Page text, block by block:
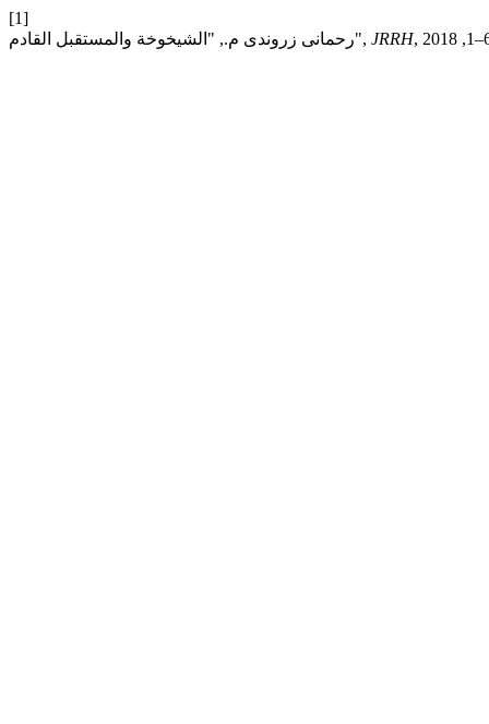
[1]
رحمانی زروندی م., "الشيخوخة والمستقبل القادم", JRRH